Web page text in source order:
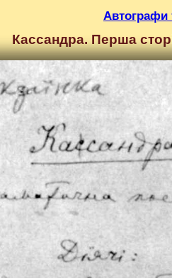
Автографи
Кассандра. Перша